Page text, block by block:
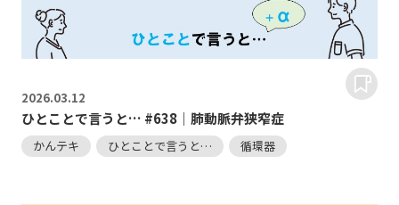
2026.03.12
ひとことで言うと… #638｜肺動脈弁狭窄症
かんテキ ひとことで言うと… 循環器